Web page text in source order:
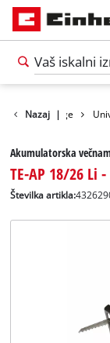
Nazaj |
Orodja Žage
Akumulatorska
TE-AP 18/26 Li
Številka artikla: